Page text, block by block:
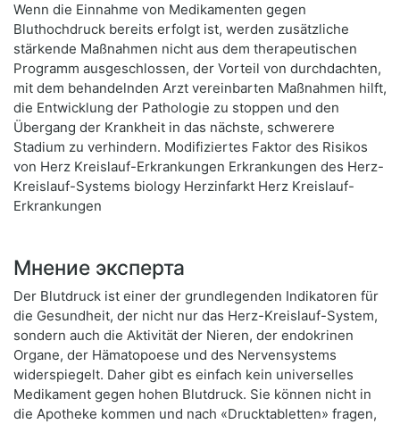
Wenn die Einnahme von Medikamenten gegen
Bluthochdruck bereits erfolgt ist, werden zusätzliche
stärkende Maßnahmen nicht aus dem therapeutischen
Programm ausgeschlossen, der Vorteil von durchdachten,
mit dem behandelnden Arzt vereinbarten Maßnahmen hilft,
die Entwicklung der Pathologie zu stoppen und den
Übergang der Krankheit in das nächste, schwerere
Stadium zu verhindern. Modifiziertes Faktor des Risikos
von Herz Kreislauf-Erkrankungen Erkrankungen des Herz-
Kreislauf-Systems biology Herzinfarkt Herz Kreislauf-
Erkrankungen
Мнение эксперта
Der Blutdruck ist einer der grundlegenden Indikatoren für
die Gesundheit, der nicht nur das Herz-Kreislauf-System,
sondern auch die Aktivität der Nieren, der endokrinen
Organe, der Hämatopoese und des Nervensystems
widerspiegelt. Daher gibt es einfach kein universelles
Medikament gegen hohen Blutdruck. Sie können nicht in
die Apotheke kommen und nach «Drucktabletten» fragen,